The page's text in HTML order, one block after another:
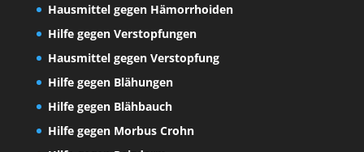
Hausmittel gegen Hämorrhoiden
Hilfe gegen Verstopfungen
Hausmittel gegen Verstopfung
Hilfe gegen Blähungen
Hilfe gegen Blähbauch
Hilfe gegen Morbus Crohn